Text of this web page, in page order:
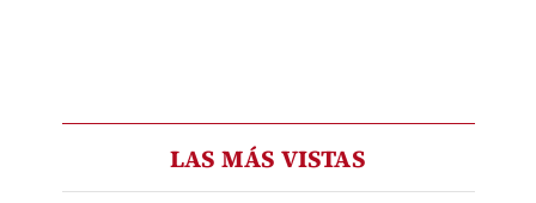
LAS MÁS VISTAS